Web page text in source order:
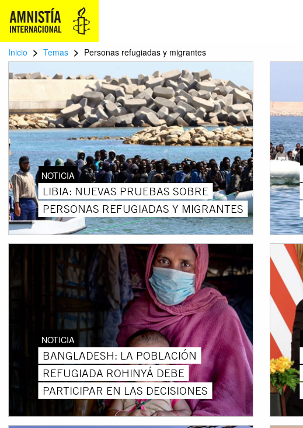
Inicio > Temas > Personas refugiadas y migrantes
NOTICIA
LIBIA: NUEVAS PRUEBAS SOBRE
PERSONAS REFUGIADAS Y MIGRANTES
NOTICIA
BANGLADESH: LA POBLACIÓN
REFUGIADA ROHINYÁ DEBE
PARTICIPAR EN LAS DECISIONES